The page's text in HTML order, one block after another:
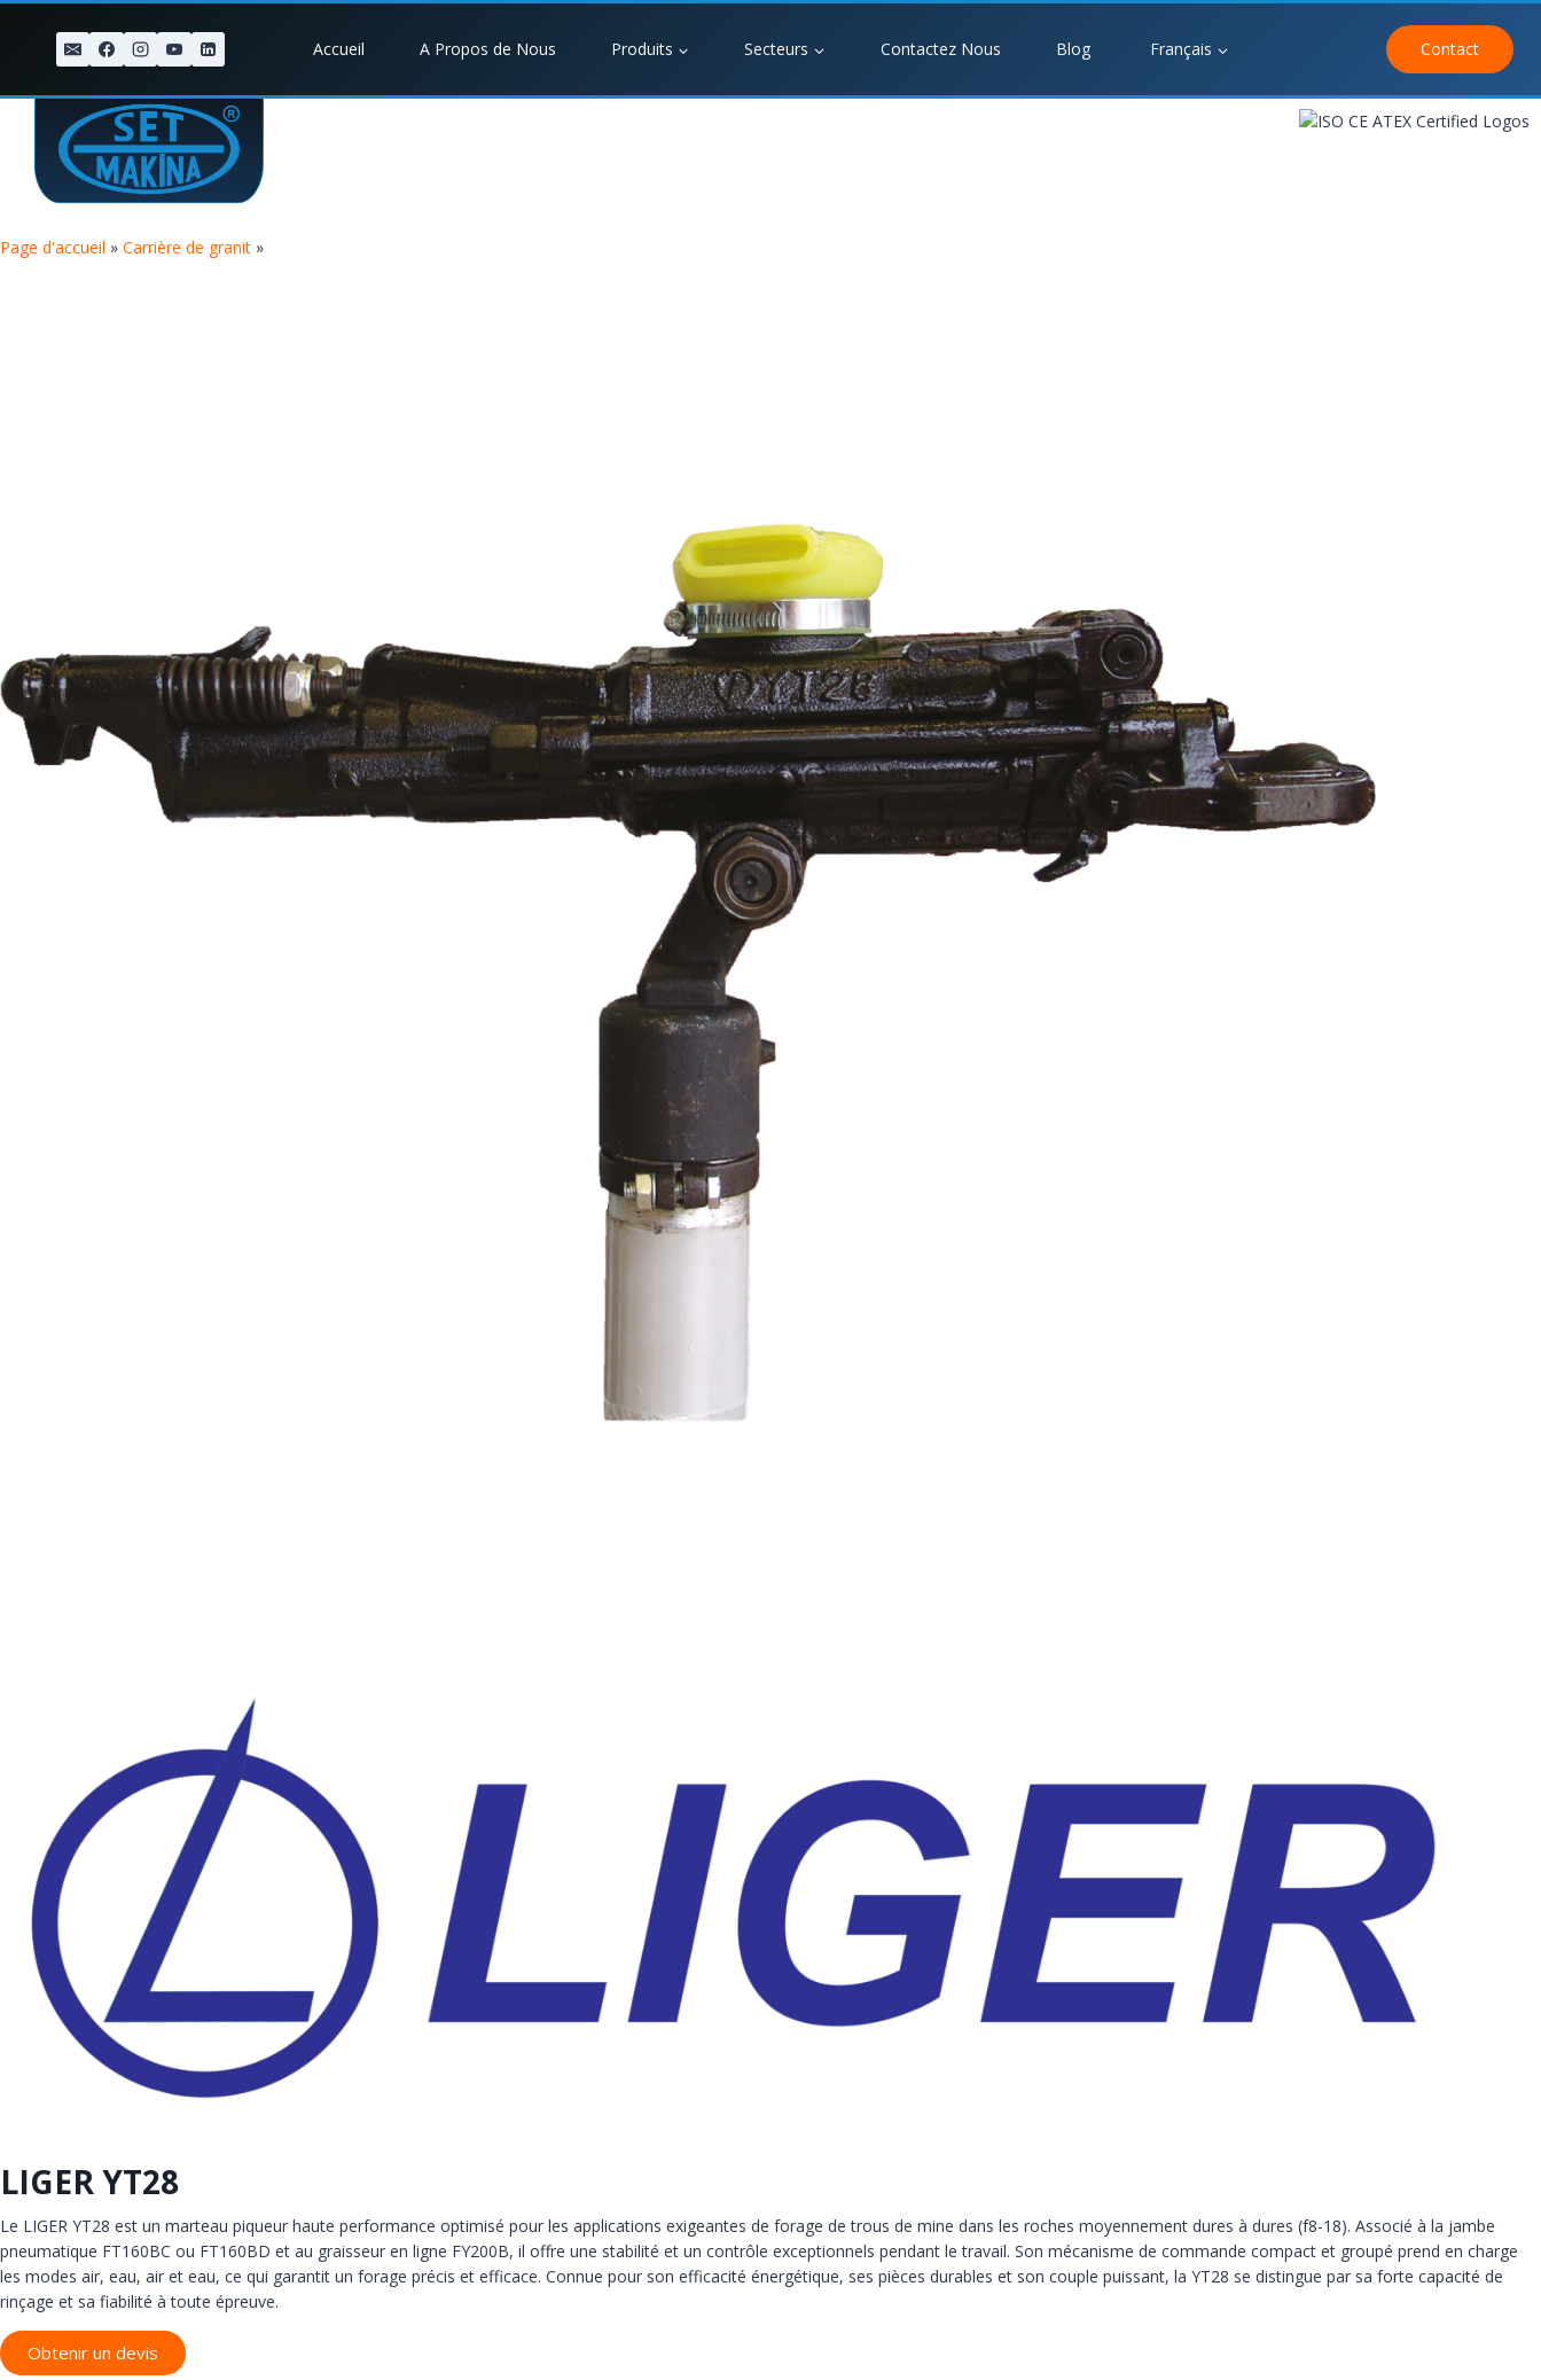
Accueil A Propos de Nous Produits Secteurs Contactez Nous Blog Français Contact
Page d'accueil » Carrière de granit »
LIGER YT28
Le LIGER YT28 est un marteau piqueur haute performance optimisé pour les applications exigeantes de forage de trous de mine dans les roches moyennement dures à dures (f8-18). Associé à la jambe
pneumatique FT160BC ou FT160BD et au graisseur en ligne FY200B, il offre une stabilité et un contrôle exceptionnels pendant le travail. Son mécanisme de commande compact et groupé prend en charge
les modes air, eau, air et eau, ce qui garantit un forage précis et efficace. Connue pour son efficacité énergétique, ses pièces durables et son couple puissant, la YT28 se distingue par sa forte capacité de
rinçage et sa fiabilité à toute épreuve.
Obtenir un devis